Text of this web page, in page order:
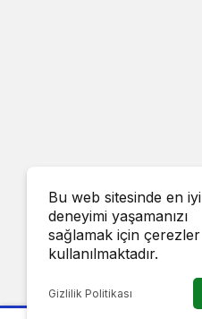
Bu web sitesinde en iyi
deneyimi yaşamanızı
sağlamak için çerezler
kullanılmaktadır.
Gizlilik Politikası